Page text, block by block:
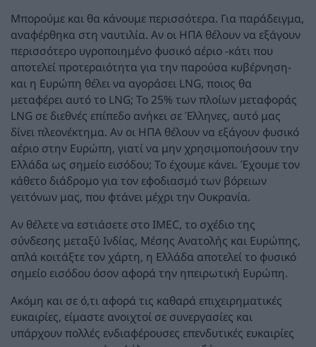
Μπορούμε και θα κάνουμε περισσότερα. Για παράδειγμα,
αναφέρθηκα στη ναυτιλία. Αν οι ΗΠΑ θέλουν να εξάγουν
περισσότερο υγροποιημένο φυσικό αέριο -κάτι που
αποτελεί προτεραιότητα για την παρούσα κυβέρνηση-
και η Ευρώπη θέλει να αγοράσει LNG, ποιος θα
μεταφέρει αυτό το LNG; Το 25% των πλοίων μεταφοράς
LNG σε διεθνές επίπεδο ανήκει σε Έλληνες, αυτό μας
δίνει πλεονέκτημα. Αν οι ΗΠΑ θέλουν να εξάγουν φυσικό
αέριο στην Ευρώπη, γιατί να μην χρησιμοποιήσουν την
Ελλάδα ως σημείο εισόδου; Το έχουμε κάνει. Έχουμε τον
κάθετο διάδρομο για τον εφοδιασμό των βόρειων
γειτόνων μας, που φτάνει μέχρι την Ουκρανία.
Αν θέλετε να εστιάσετε στο IMEC, το σχέδιο της
σύνδεσης μεταξύ Ινδίας, Μέσης Ανατολής και Ευρώπης,
απλά κοιτάξτε τον χάρτη, η Ελλάδα αποτελεί το φυσικό
σημείο εισόδου όσον αφορά την ηπειρωτική Ευρώπη.
Ακόμη και σε ό,τι αφορά τις καθαρά επιχειρηματικές
ευκαιρίες, είμαστε ανοιχτοί σε συνεργασίες και
υπάρχουν πολλές ενδιαφέρουσες επενδυτικές ευκαιρίες